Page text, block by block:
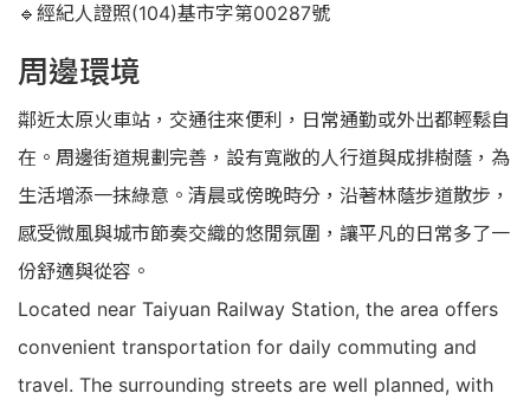
🔹經紀人證照(104)基市字第00287號
周邊環境
鄰近太原火車站，交通往來便利，日常通勤或外出都輕鬆自
在。周邊街道規劃完善，設有寬敞的人行道與成排樹蔭，為
生活增添一抹綠意。清晨或傍晚時分，沿著林蔭步道散步，
感受微風與城市節奏交織的悠閒氛圍，讓平凡的日常多了一
份舒適與從容。
Located near Taiyuan Railway Station, the area offers
convenient transportation for daily commuting and
travel. The surrounding streets are well planned, with